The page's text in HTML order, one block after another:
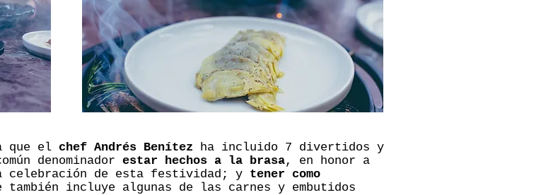
que el chef Andrés Benítez ha incluido 7 divertidos y
denominador estar hechos a la brasa, en honor a
celebración de esta festividad; y tener como
también incluye algunas de las carnes y embutidos